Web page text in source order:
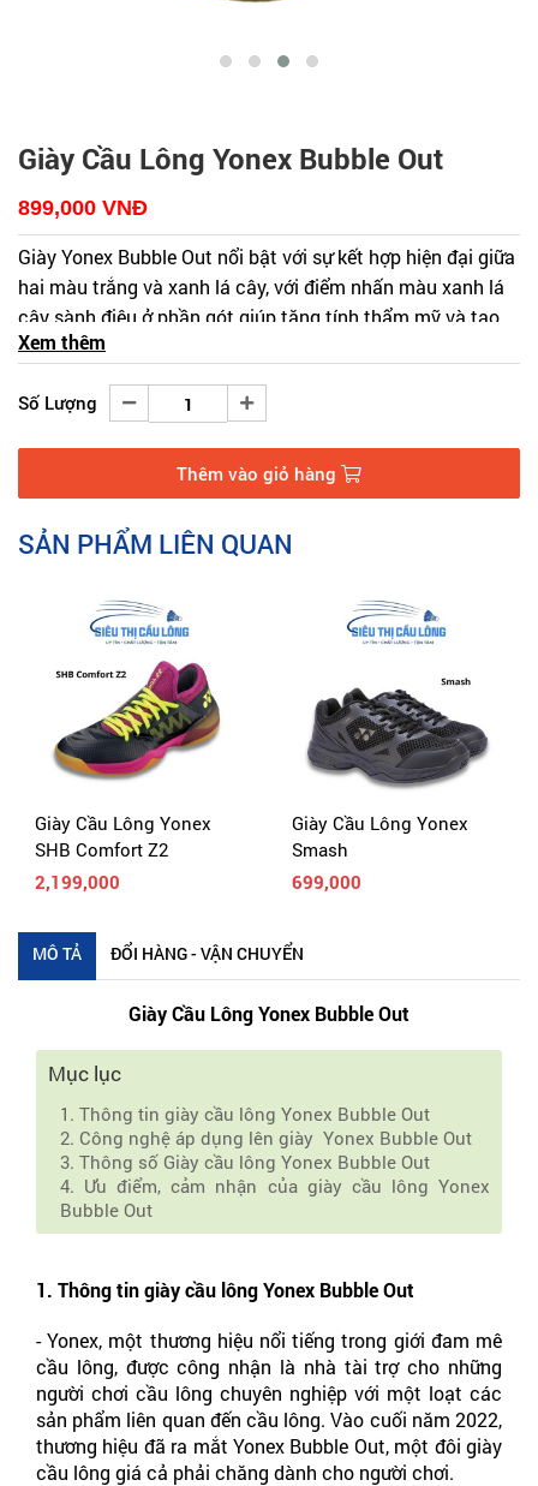
Giày Cầu Lông Yonex Bubble Out
899,000 VNĐ
Giày Yonex Bubble Out nổi bật với sự kết hợp hiện đại giữa
hai màu trắng và xanh lá cây, với điểm nhấn màu xanh lá
cây sành điệu ở phần gót giúp tăng tính thẩm mỹ và tạo
nét độc đáo cho dòng giày này. Phối màu này đặc biệt bắt
Xem thêm
Xem thêm
Số Lượng
Thêm vào giỏ hàng
SẢN PHẨM LIÊN QUAN
Giày Cầu Lông Yonex
SHB Comfort Z2
2,199,000
Giày Cầu Lông Yonex
Smash
699,000
MÔ TẢ ĐỔI HÀNG - VẬN CHUYỂN
Giày Cầu Lông Yonex Bubble Out
Mục lục
1. Thông tin giày cầu lông Yonex Bubble Out
2. Công nghệ áp dụng lên giày Yonex Bubble Out
3. Thông số Giày cầu lông Yonex Bubble Out
4. Ưu điểm, cảm nhận của giày cầu lông Yonex
Bubble Out
1. Thông tin giày cầu lông Yonex Bubble Out
- Yonex, một thương hiệu nổi tiếng trong giới đam mê
cầu lông, được công nhận là nhà tài trợ cho những
người chơi cầu lông chuyên nghiệp với một loạt các
sản phẩm liên quan đến cầu lông. Vào cuối năm 2022,
thương hiệu đã ra mắt Yonex Bubble Out, một đôi giày
cầu lông giá cả phải chăng dành cho người chơi.